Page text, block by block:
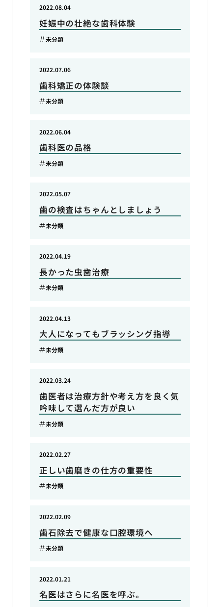
妊娠中の壮絶な歯科体験
2022.08.04
未分類
歯科矯正の体験談
2022.07.06
未分類
歯科医の品格
2022.06.04
未分類
歯の検査はちゃんとしましょう
2022.05.07
未分類
長かった虫歯治療
2022.04.19
未分類
大人になってもブラッシング指導
2022.04.13
未分類
歯医者は治療方針や考え方を良く気
吟味して選んだ方が良い
2022.03.24
未分類
正しい歯磨きの仕方の重要性
2022.02.27
未分類
歯石除去で健康な口腔環境へ
2022.02.09
未分類
名医はさらに名医を呼ぶ。
2022.01.21